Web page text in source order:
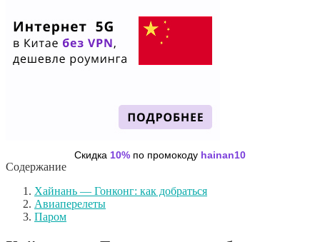
Скидка 10% по промокоду hainan10
Содержание
Хайнань — Гонконг: как добраться
Авиаперелеты
Паром